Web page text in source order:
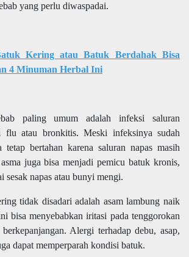
yang perlu diwaspadai.
Kering atau Batuk Berdahak Bisa
4 Minuman Herbal Ini
paling umum adalah infeksi saluran
flu atau bronkitis. Meski infeksinya sudah
tetap bertahan karena saluran napas masih
juga bisa menjadi pemicu batuk kronis,
sesak napas atau bunyi mengi.
tidak disadari adalah asam lambung naik
bisa menyebabkan iritasi pada tenggorokan
Alergi terhadap debu, asap,
dapat memperparah kondisi batuk.